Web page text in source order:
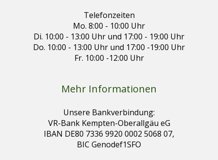
Telefonzeiten
Mo. 8:00 - 10:00 Uhr
Di. 10:00 - 13:00 Uhr und 17:00 - 19:00 Uhr
Do. 10:00 - 13:00 Uhr und 17:00 -19:00 Uhr
Fr. 10:00 -12:00 Uhr
Mehr Informationen
Unsere Bankverbindung:
VR-Bank Kempten-Oberallgäu eG
IBAN DE80 7336 9920 0002 5068 07,
BIC Genodef1SFO